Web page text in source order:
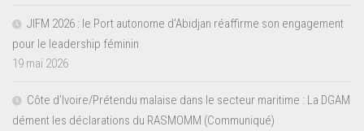
JIFM 2026 : le Port autonome d’Abidjan réaffirme son engagement
pour le leadership féminin
19 mai 2026
Côte d’Ivoire/Prétendu malaise dans le secteur maritime : La DGAM
dément les déclarations du RASMOMM (Communiqué)